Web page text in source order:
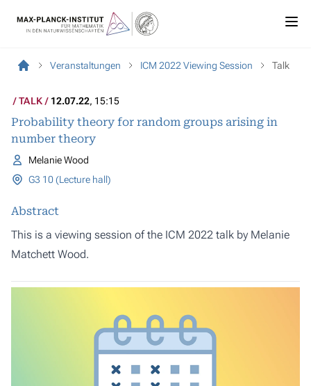
Veranstaltungen ICM 2022 Viewing Session Talk
TALK 12.07.22, 15:15
Probability theory for random groups arising in
number theory
Melanie Wood
G3 10 (Lecture hall)
Abstract
This is a viewing session of the ICM 2022 talk by Melanie
Matchett Wood.